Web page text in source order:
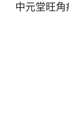
中元堂旺